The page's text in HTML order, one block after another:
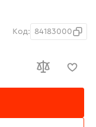
Код: 84183000